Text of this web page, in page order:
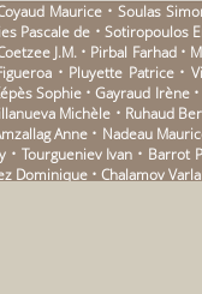
Maurice • Soulas
de • Sotiropoulos
J.M. • Pirbal Farhad
• Pluyette Patrice •
Sophie • Gayraud Irène
Michèle • Ruhaud
Anne • Nadeau
Tourgueniev Ivan • Barrot
Dominique • Chalamov